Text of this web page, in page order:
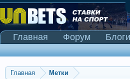
Главная Метки
Главная Форум Блоги
Сканер Pinnacle